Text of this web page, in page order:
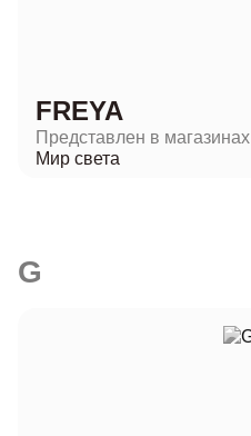
FREYA
Представлен в магазинах
Мир света
G